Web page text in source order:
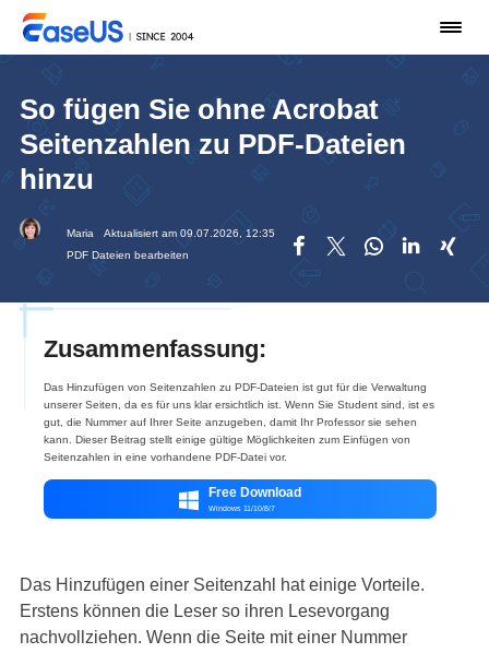
So fügen Sie ohne Acrobat
Seitenzahlen zu PDF-Dateien
hinzu
Maria
Aktualisiert am 09.07.2026, 12:35
PDF Dateien bearbeiten
    
Zusammenfassung:
Das Hinzufügen von Seitenzahlen zu PDF-Dateien ist gut für die Verwaltung
unserer Seiten, da es für uns klar ersichtlich ist. Wenn Sie Student sind, ist es
gut, die Nummer auf Ihrer Seite anzugeben, damit Ihr Professor sie sehen
kann. Dieser Beitrag stellt einige gültige Möglichkeiten zum Einfügen von
Seitenzahlen in eine vorhandene PDF-Datei vor.
 Free Download
Windows 11/10/8/7
Das Hinzufügen einer Seitenzahl hat einige Vorteile.
Erstens können die Leser so ihren Lesevorgang
nachvollziehen. Wenn die Seite mit einer Nummer